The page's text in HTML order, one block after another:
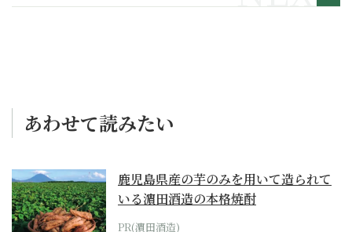
あわせて読みたい
鹿児島県産の芋のみを用いて造られて
いる濵田酒造の本格焼酎
PR(濵田酒造)